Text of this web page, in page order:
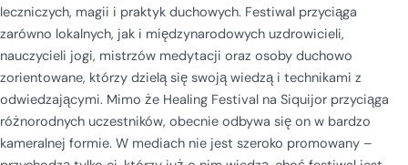
leczniczych, magii i praktyk duchowych. Festiwal przyciąga
zarówno lokalnych, jak i międzynarodowych uzdrowicieli,
nauczycieli jogi, mistrzów medytacji oraz osoby duchowo
zorientowane, którzy dzielą się swoją wiedzą i technikami z
odwiedzającymi. Mimo że Healing Festival na Siquijor przyciąga
różnorodnych uczestników, obecnie odbywa się on w bardzo
kameralnej formie. W mediach nie jest szeroko promowany –